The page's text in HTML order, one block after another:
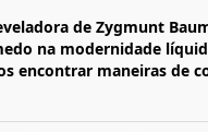
de Zygmunt
na modernidade
encontrar maneiras de